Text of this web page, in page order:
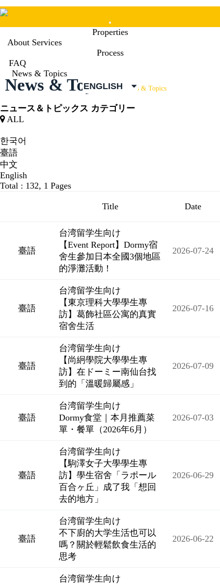
Mobile
Menu
Properties
About Services
Process
FAQ
News & Topics
ENGLISH
News & Topics News & Topics
ニュース＆トピックス カテゴリー
ALL
한국어
臺語
中文
English
Total : 132, 1 Pages
Title Date
臺語
台湾留学生向け
【Event Report】Dormy宿
舍生參加日本全國3個地區
的淨灘活動！
2026-07-24
臺語
台湾留学生向け
【東京理科大學學生專
訪】葛飾社區公寓的真實
宿舍生活
2026-07-16
臺語
台湾留学生向け
【尚絅學院大學學生專
訪】在ドーミー南仙台找
到的「溫暖歸屬感」
2026-07-09
臺語
台湾留学生向け
Dormy食堂｜本月推薦菜
單・餐單（2026年6月）
2026-07-03
臺語
台湾留学生向け
【駒澤女子大學學生專
訪】學生宿舍「ラポール
百合ヶ丘」成了我「想回
去的地方」
2026-06-29
臺語
台湾留学生向け
不下廚的大学生活也可以
嗎？關於輕鬆飲食生活的
思考
2026-06-22
台湾留学生向け